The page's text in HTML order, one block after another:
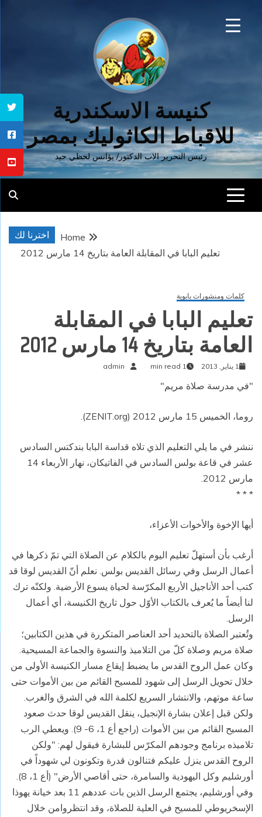
كنيسة الاسكندرية
للاقباط الكاثوليك بمصر
رئيس التحرير الاب الدكتور/ يؤانس لحظي جيد
اخترنا لك
Home
تعليم البابا في المقابلة العامة بتاريخ 14 مارس 2012
كلمات ومنشورات بابوية
تعليم البابا في المقابلة
العامة بتاريخ 14 مارس 2012
1 يناير, 2013 1 min read
admin
"في مدرسة صلاة مريم"
روما، الخميس 15 مارس 2012 (ZENIT.org).
ننشر في ما يلي التعليم الذي تلاه قداسة البابا بندكتس السادس
عشر في قاعة بولس السادس في الفاتيكان، نهار الأربعاء 14
مارس 2012.
* * *
أيها الإخوة والأخوات الأعزاء،
أرغب بأن أستهلّ تعليم اليوم بالكلام عن الصلاة التي تمّ ذكرها في
أعمال الرسل وفي رسائل القديس بولس. نعلم أنّ القديس لوقا قد
كتب أحد الأناجيل الأربع المكرّسة لحياة يسوع الأرضية. ولكنّه ترك
لنا أيضاً ما يُعرف بالكتاب الأوّل حول تاريخ الكنيسة، أي أعمال
الرسل.
وتُعتبر الصلاة بالتحديد أحد العناصر المتكررة في هذين الكتابين؛
صلاة مريم وصلاة كلّ من التلاميذ والنسوة والجماعة المسيحية.
وكان عمل الروح القدس ما يضبط إيقاع مسار الكنيسة الأولى من
خلال تحويل الرسل إلى شهود للمسيح القائم من بين الأموات حتى
ساعة موتهم، والانتشار السريع لكلمة الله في الشرق والغرب.
ولكن قبل إعلان بشارة الإنجيل، ينقل القديس لوقا حدث صعود
المسيح القائم من بين الأموات (راجع أع 1، 6- 9). ويعطي الرب
تلاميذه برنامج وجودهم المكرّس للبشارة فيقول لهم: "ولكن
الروح القدس ينزل عليكم فتنالون قدرة وتكونون لي شهوداً في
أورشليم وكل اليهودية والسامرة، حتى أقاصي الأرض" (أع 1، 8).
وفي أورشليم، يجتمع الرسل الذين بات عددهم 11 بعد خيانة يهوذا
الإسخريوطي للمسيح في العلية للصلاة، وقد انتظروامن خلال